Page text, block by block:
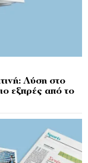
Λύση στο
εξπρές από το